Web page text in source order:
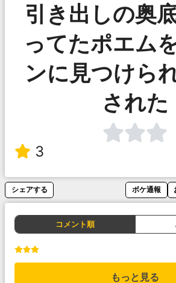
引き出しの奥
ってたポエム
ンに見つけら
された
3
シェアする ボケ通報
コメント順
もっと見る